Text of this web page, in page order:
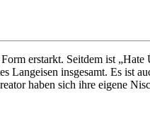
erstarkt. Seitdem ist
insgesamt. Es ist
haben sich ihre eigene